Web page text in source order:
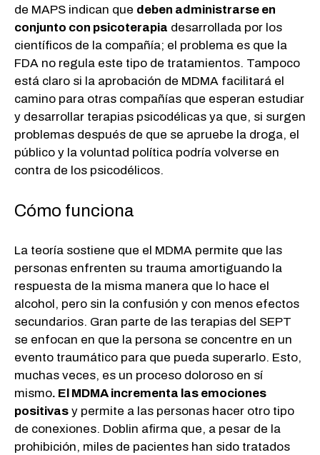
de MAPS indican que deben administrarse en
conjunto con psicoterapia desarrollada por los
científicos de la compañía; el problema es que la
FDA no regula este tipo de tratamientos. Tampoco
está claro si la aprobación de MDMA facilitará el
camino para otras compañías que esperan estudiar
y desarrollar terapias psicodélicas ya que, si surgen
problemas después de que se apruebe la droga, el
público y la voluntad política podría volverse en
contra de los psicodélicos.
Cómo funciona
La teoría sostiene que el MDMA permite que las
personas enfrenten su trauma amortiguando la
respuesta de la misma manera que lo hace el
alcohol, pero sin la confusión y con menos efectos
secundarios. Gran parte de las terapias del SEPT
se enfocan en que la persona se concentre en un
evento traumático para que pueda superarlo. Esto,
muchas veces, es un proceso doloroso en sí
mismo. El MDMA incrementa las emociones
positivas y permite a las personas hacer otro tipo
de conexiones. Doblin afirma que, a pesar de la
prohibición, miles de pacientes han sido tratados